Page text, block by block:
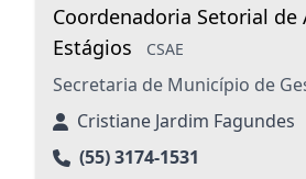
Coordenadoria Setorial de
Estágios
CSAE
Secretaria de Município de
Cristiane Jardim Fagundes
(55) 3174-1531